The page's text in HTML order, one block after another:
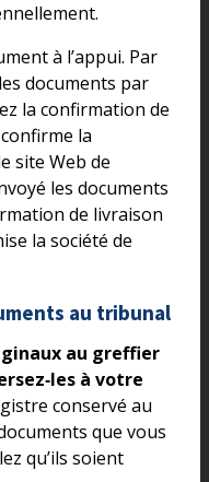
à l’appui. Par
documents par
la confirmation de
la
site Web de
les documents
de livraison
la société de
au tribunal
au greffier
à votre
conservé au
que vous
qu’ils soient